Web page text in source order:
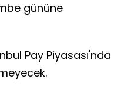
gününe
Pay Piyasası'nda